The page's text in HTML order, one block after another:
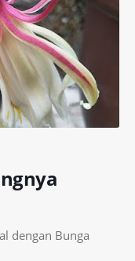
dengan Bunga